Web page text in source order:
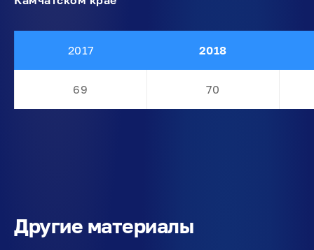
2017 2018
69 70
Другие материалы